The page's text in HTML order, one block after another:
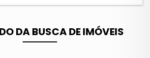
DA BUSCA DE IMÓVEIS